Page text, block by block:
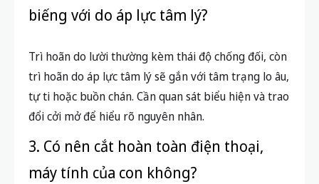
biếng với do áp lực tâm lý?
Trì hoãn do lười thường kèm thái độ chống đối, còn
trì hoãn do áp lực tâm lý sẽ gắn với tâm trạng lo âu,
tự ti hoặc buồn chán. Cần quan sát biểu hiện và trao
đổi cởi mở để hiểu rõ nguyên nhân.
3. Có nên cắt hoàn toàn điện thoại,
máy tính của con không?